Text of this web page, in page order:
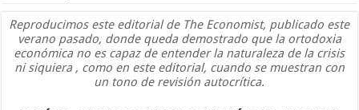
Reproducimos este editorial de The Economist, publicado este
verano pasado, donde queda demostrado que la ortodoxia
económica no es capaz de entender la naturaleza de la crisis
ni siquiera , como en este editorial, cuando se muestran con
un tono de revisión autocrítica.